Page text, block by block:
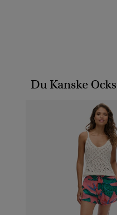
Du Kanske